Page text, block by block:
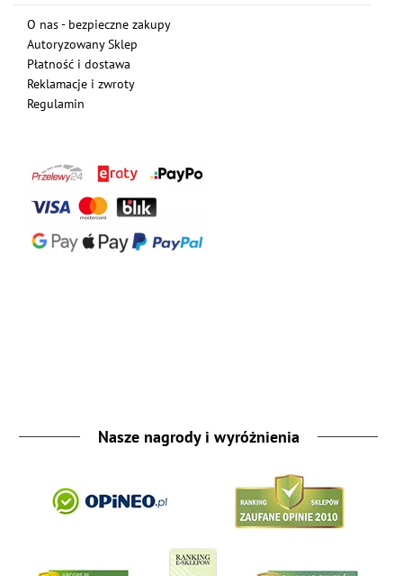
O nas - bezpieczne zakupy
Autoryzowany Sklep
Płatność i dostawa
Reklamacje i zwroty
Regulamin
Nasze nagrody i wyróżnienia